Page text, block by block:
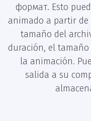
формат. Esto
animado a partir
tamaño del
duración, el
la animación.
salida a su